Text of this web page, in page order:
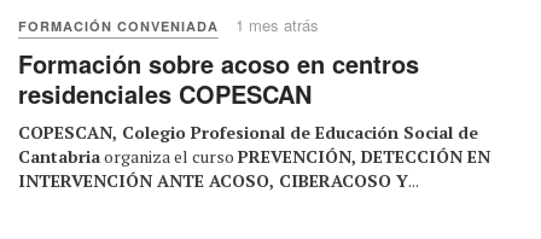
FORMACIÓN CONVENIADA 1 mes atrás
Formación sobre acoso en centros
residenciales COPESCAN
COPESCAN, Colegio Profesional de Educación Social de
Cantabriaorganiza el curso PREVENCIÓN, DETECCIÓN EN
INTERVENCIÓN ANTE ACOSO, CIBERACOSO Y...